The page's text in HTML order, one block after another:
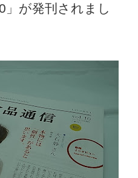
」が発刊されまし